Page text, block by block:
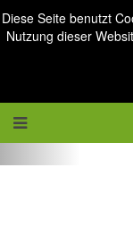
Diese Seite benutzt
Nutzung dieser